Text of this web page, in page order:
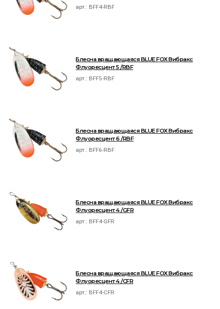
арт.: BFF4-RBF
Блесна вращающаяся BLUE FOX Вибракс
Флуоресцент 5 /RBF
арт.: BFF5-RBF
Блесна вращающаяся BLUE FOX Вибракс
Флуоресцент 6 /RBF
арт.: BFF6-RBF
Блесна вращающаяся BLUE FOX Вибракс
Флуоресцент 4 /GFR
арт.: BFF4-GFR
Блесна вращающаяся BLUE FOX Вибракс
Флуоресцент 4 /CFR
арт.: BFF4-CFR